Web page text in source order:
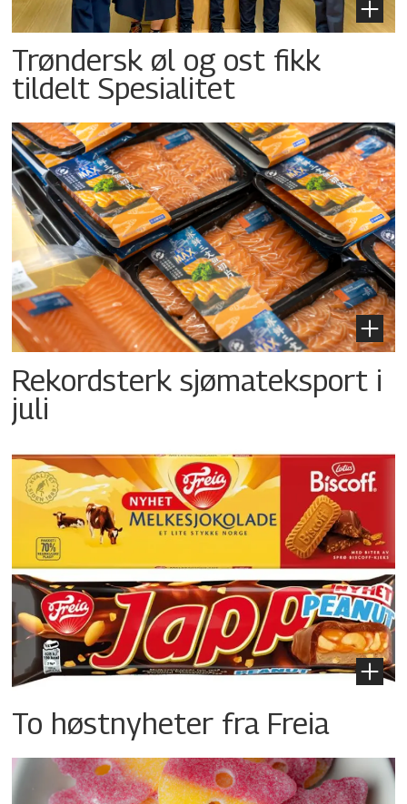
Trøndersk øl og ost fikk
tildelt Spesialitet
Rekordsterk sjømateksport i
juli
To høstnyheter fra Freia